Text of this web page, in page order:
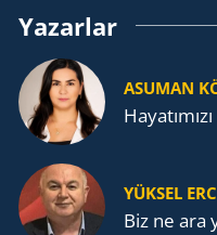
Yazarlar
ASUMAN
YÜKSEL
Biz ne ara